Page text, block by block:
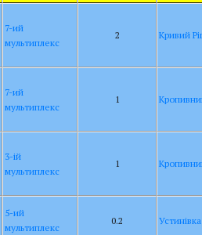
7-ий
мультиплекс
2 Кривий
7-ий
мультиплекс
1
3-ій
мультиплекс
1
5-ий
мультиплекс
0.2 Устинівка